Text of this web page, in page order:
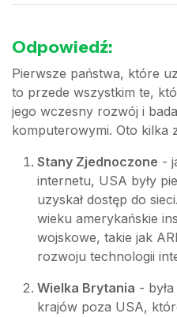
Odpowiedź:
Pierwsze państwa, które
to przede wszystkim te,
jego wczesny rozwój i
komputerowymi. Oto kilka
Stany Zjednoczone -
internetu, USA były
uzyskał dostęp do
wieku amerykańskie
wojskowe, takie jak
rozwoju technologii
Wielka Brytania -
krajów poza USA,